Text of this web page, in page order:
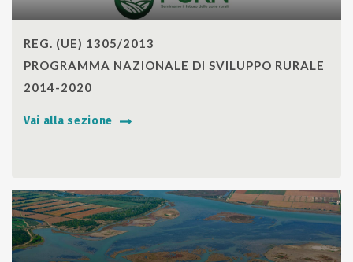
REG. (UE) 1305/2013
PROGRAMMA NAZIONALE DI SVILUPPO RURALE
2014-2020
Vai alla sezione